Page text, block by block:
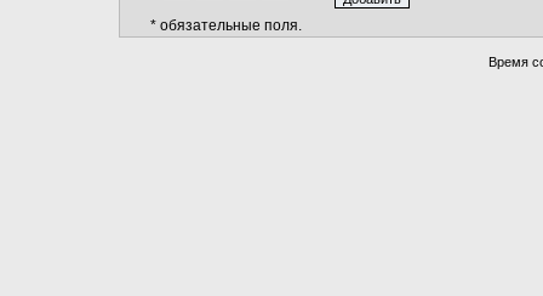
* обязательные поля.
Время